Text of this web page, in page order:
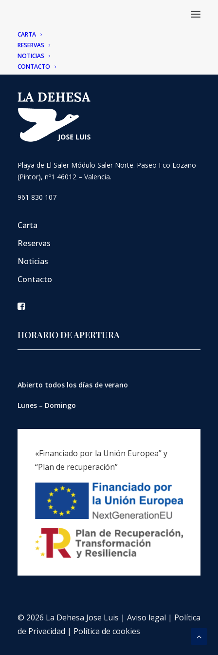
CARTA
RESERVAS
NOTICIAS
CONTACTO
Playa de El Saler Módulo Saler Norte. Paseo Fco Lozano
(Pintor), nº1 46012 – Valencia.
961 830 107
Carta
Reservas
Noticias
Contacto
HORARIO DE APERTURA
Abierto todos los días de verano
Lunes – Domingo
«Financiado por la Unión Europea” y
“Plan de recuperación”
© 2026 La Dehesa Jose Luis | Aviso legal | Política
de Privacidad | Política de cookies